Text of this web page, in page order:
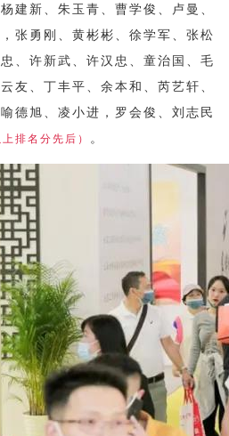
建新、朱玉青、曹学俊、卢曼、
张勇刚、黄彬彬、徐学军、张松
、许新武、许汉忠、童治国、毛
友、丁丰平、余本和、芮艺轩、
德旭、凌小进，罗会俊、刘志民
上排名分先后） 。